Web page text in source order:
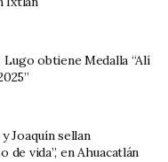
Lugo obtiene Medalla “Alí
Joaquín sellan
de vida”, en Ahuacatlán